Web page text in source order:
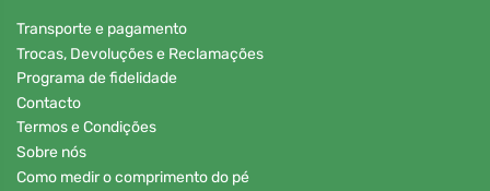
Transporte e pagamento
Trocas, Devoluções e Reclamações
Programa de fidelidade
Contacto
Termos e Condições
Sobre nós
Como medir o comprimento do pé